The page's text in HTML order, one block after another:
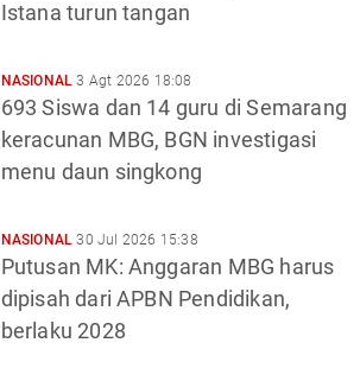
Istana turun tangan
NASIONAL 3 Agt 2026 18:08
693 Siswa dan 14 guru di Semarang
keracunan MBG, BGN investigasi
menu daun singkong
NASIONAL 30 Jul 2026 15:38
Putusan MK: Anggaran MBG harus
dipisah dari APBN Pendidikan,
berlaku 2028